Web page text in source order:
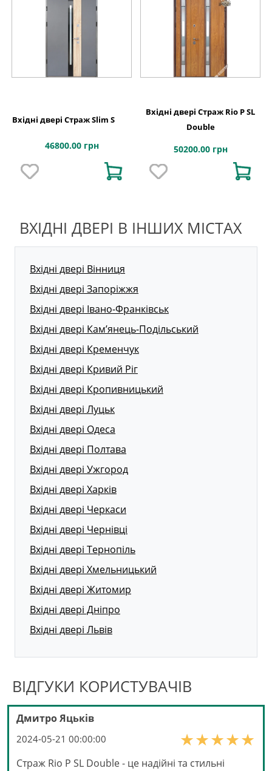
Вхідні двері Страж Slim S
46800.00 грн
Вхідні двері Страж Rio P SL
Double
50200.00 грн
ВХІДНІ ДВЕРІ В ІНШИХ МІСТАХ
Вхідні двері Вінниця
Вхідні двері Запоріжжя
Вхідні двері Івано-Франківськ
Вхідні двері Кам’янець-Подільський
Вхідні двері Кременчук
Вхідні двері Кривий Ріг
Вхідні двері Кропивницький
Вхідні двері Луцьк
Вхідні двері Одеса
Вхідні двері Полтава
Вхідні двері Ужгород
Вхідні двері Харків
Вхідні двері Черкаси
Вхідні двері Чернівці
Вхідні двері Тернопіль
Вхідні двері Хмельницький
Вхідні двері Житомир
Вхідні двері Дніпро
Вхідні двері Львів
ВІДГУКИ КОРИСТУВАЧІВ
Дмитро Яцьків
2024-05-21 00:00:00
Страж Rio P SL Double - це надійні та стильні